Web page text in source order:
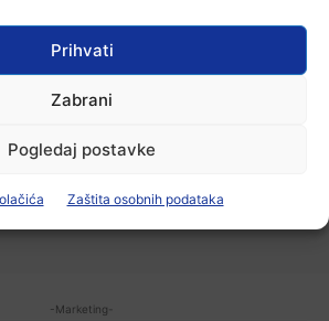
Prihvati
Zabrani
Pogledaj postavke
Zaštita osobnih podataka
U Županji održana Ljetna škola magije
Aktualno
Zbog niskog vodostaja otežana
6 kolovoza, 2026
-Marketing-